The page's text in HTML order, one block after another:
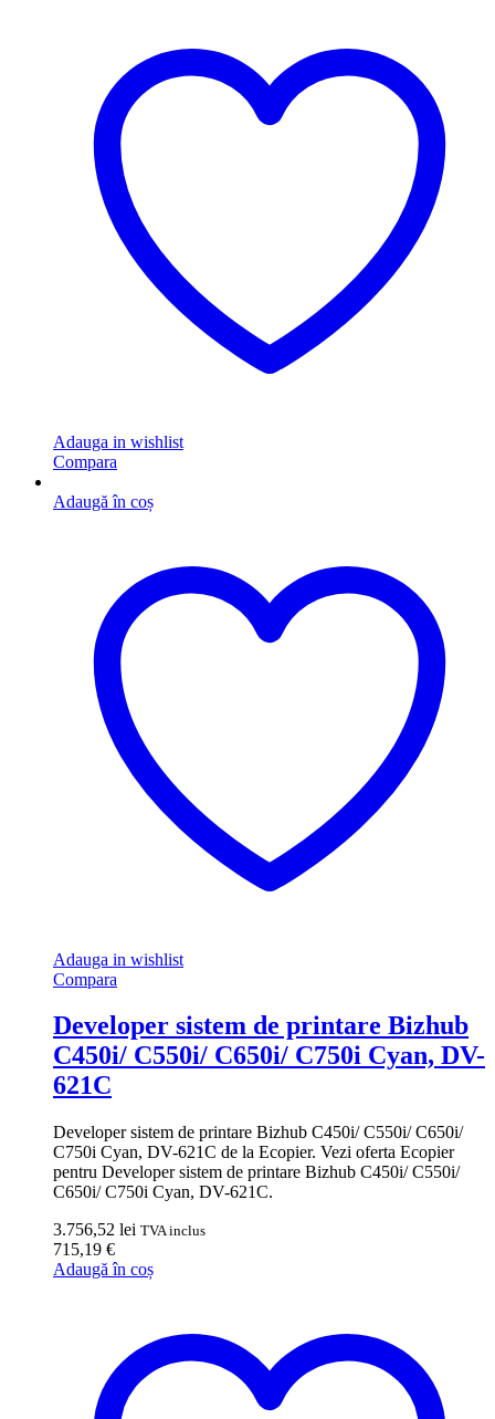
Adauga in wishlist
Compara
Adaugă în coș
Adauga in wishlist
Compara
Developer sistem de printare Bizhub
C450i/ C550i/ C650i/ C750i Cyan, DV-
621C
Developer sistem de printare Bizhub C450i/ C550i/ C650i/
C750i Cyan, DV-621C de la Ecopier. Vezi oferta Ecopier
pentru Developer sistem de printare Bizhub C450i/ C550i/
C650i/ C750i Cyan, DV-621C.
3.756,52 lei TVA inclus
715,19 €
Adaugă în coș